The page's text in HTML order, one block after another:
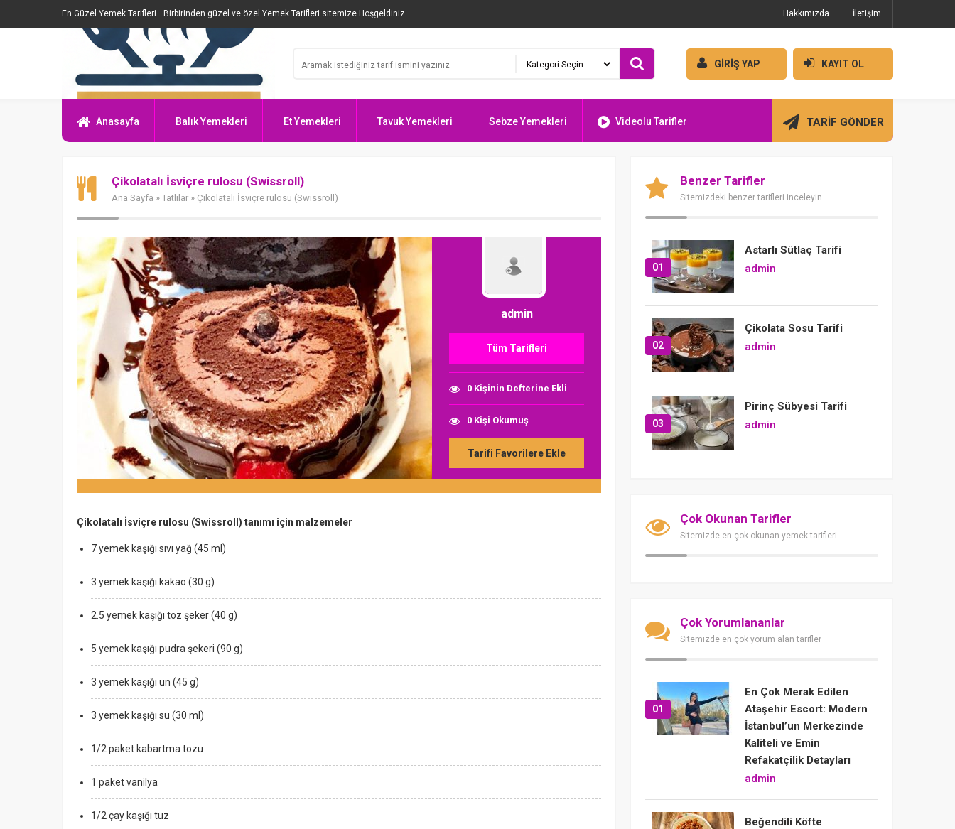
En Güzel Yemek Tarifleri Birbirinden güzel ve özel Yemek Tarifleri sitemize Hoşgeldiniz. Hakkımızda İletişim
GİRİŞ YAP KAYIT OL
Anasayfa Balık Yemekleri Et Yemekleri Tavuk Yemekleri Sebze Yemekleri Videolu Tarifler TARİF GÖNDER
Çikolatalı İsviçre rulosu (Swissroll)
Ana Sayfa » Tatlılar » Çikolatalı İsviçre rulosu (Swissroll)
admin
Tüm Tarifleri
0 Kişinin Defterine Ekli
0 Kişi Okumuş
Tarifi Favorilere Ekle
Çikolatalı İsviçre rulosu (Swissroll) tanımı için malzemeler
7 yemek kaşığı sıvı yağ (45 ml)
3 yemek kaşığı kakao (30 g)
2.5 yemek kaşığı toz şeker (40 g)
5 yemek kaşığı pudra şekeri (90 g)
3 yemek kaşığı un (45 g)
3 yemek kaşığı su (30 ml)
1/2 paket kabartma tozu
1 paket vanilya
1/2 çay kaşığı tuz
Benzer Tarifler
Sitemizdeki benzer tarifleri inceleyin
01
Astarlı Sütlaç Tarifi
admin
02
Çikolata Sosu Tarifi
admin
03
Pirinç Sübyesi Tarifi
admin
Çok Okunan Tarifler
Sitemizde en çok okunan yemek tarifleri
Çok Yorumlananlar
Sitemizde en çok yorum alan tarifler
01
En Çok Merak Edilen
Ataşehir Escort: Modern
İstanbul’un Merkezinde
Kaliteli ve Emin
Refakatçilik Detayları
admin
Beğendili Köfte